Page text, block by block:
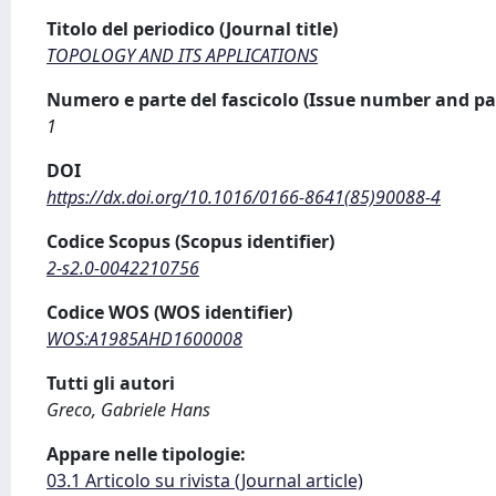
Titolo del periodico (Journal title)
TOPOLOGY AND ITS APPLICATIONS
Numero e parte del fascicolo (Issue number and
1
DOI
https://dx.doi.org/10.1016/0166-8641(85)90088-4
Codice Scopus (Scopus identifier)
2-s2.0-0042210756
Codice WOS (WOS identifier)
WOS:A1985AHD1600008
Tutti gli autori
Greco, Gabriele Hans
Appare nelle tipologie:
03.1 Articolo su rivista (Journal article)